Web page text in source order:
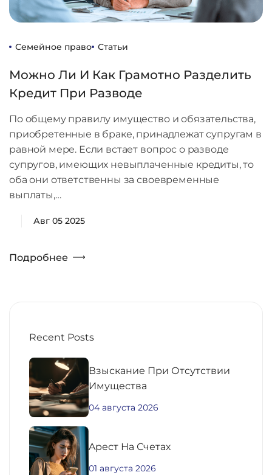
Семейное право Статьи
Можно Ли И Как Грамотно Разделить
Кредит При Разводе
По общему правилу имущество и обязательства,
приобретенные в браке, принадлежат супругам в
равной мере. Если встает вопрос о разводе
супругов, имеющих невыплаченные кредиты, то
оба они ответственны за своевременные
выплаты,…
Авг 05 2025
Подробнее
Recent Posts
Взыскание При Отсутствии
Имущества
04 августа 2026
Aрест На Счетах
01 августа 2026